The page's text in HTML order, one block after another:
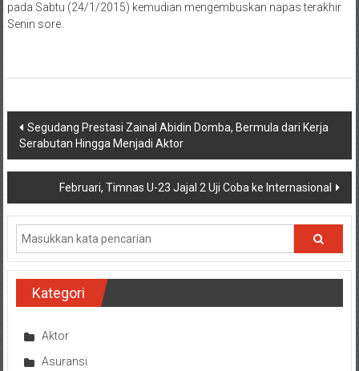
pada Sabtu (24/1/2015) kemudian mengembuskan napas terakhir
Senin sore.
Navigasi
pos
Segudang Prestasi Zainal Abidin Domba, Bermula dari Kerja
Serabutan Hingga Menjadi Aktor
Februari, Timnas U-23 Jajal 2 Uji Coba ke Internasional
Kategori
Aktor
Asuransi